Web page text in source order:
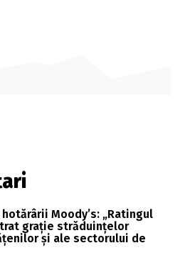
Moody’s: „Ratingul
grație străduințelor
și ale sectorului de